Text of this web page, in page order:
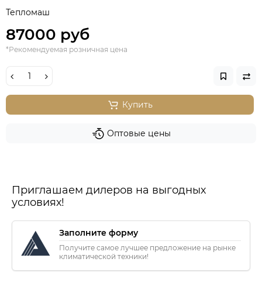
Тепломаш
87000 руб
*Рекомендуемая розничная цена
Купить
Оптовые цены
Приглашаем дилеров на выгодных
условиях!
Заполните форму
Получите самое лучшее предложение на рынке
климатической техники!